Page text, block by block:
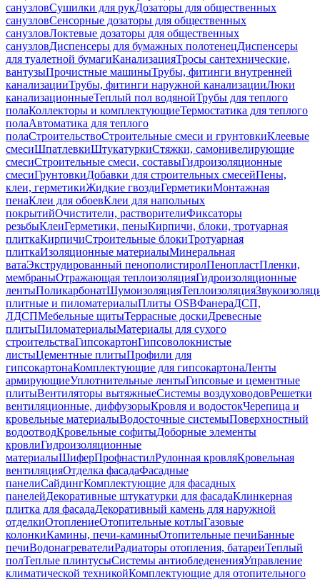
санузловСушилки для рукДозаторы для общественных
санузловСенсорные дозаторы для общественных
санузловЛоктевые дозаторы для общественных
санузловДиспенсеры для бумажных полотенецДиспенсеры
для туалетной бумагиКанализацияТросы сантехнические,
вантузыПрочистные машиныТрубы, фитинги внутренней
канализацииТрубы, фитинги наружной канализацииЛюки
канализационныеТеплый пол водянойТрубы для теплого
полаКоллекторы и комплектующиеТермостатика для теплого
полаАвтоматика для теплого
полаСтроительствоСтроительные смеси и грунтовкиКлеевые
смесиШпатлевкиШтукатуркиСтяжки, самонивелирующие
смесиСтроительные смеси, составыГидроизоляционные
смесиГрунтовкиДобавки для строительных смесейПены,
клеи, герметикиЖидкие гвоздиГерметикиМонтажная
пенаКлеи для обоевКлеи для напольных
покрытийОчистители, растворителиФиксаторы
резьбыКлеиГерметики, пеныКирпичи, блоки, тротуарная
плиткаКирпичиСтроительные блокиТротуарная
плиткаИзоляционные материалыМинеральная
ватаЭкструдированный пенополистиролПенопластПленки,
мембраныОтражающая теплоизоляцияГидроизоляционные
лентыПоликарбонатШумоизоляцияТеплоизоляция
плитные и пиломатериалыПлиты OSBФанераДСП,
ЛДСПМебельные щитыТеррасные доскиДревесные
плитыПиломатериалыМатериалы для сухого
строительстваГипсокартонГипсоволокнистые
листыЦементные плитыПрофили для
гипсокартонаКомплектующие для гипсокартонаЛенты
армирующиеУплотнительные лентыГипсовые и цементные
плитыВентиляторы вытяжныеСистемы воздуховодовРешетки
вентиляционные, диффузорыКровля и водостокЧерепица и
кровельные материалыВодосточные системыПоверхностный
водоотводКровельные софитыДоборные элементы
кровлиГидроизоляционные
материалыШиферПрофнастилРулонная кровляКровельная
вентиляцияОтделка фасадаФасадные
панелиСайдингКомплектующие для фасадных
панелейДекоративные штукатурки для фасадаКлинкерная
плитка для фасадаДекоративный камень для наружной
отделкиОтоплениеОтопительные котлыГазовые
колонкиКамины, печи-каминыОтопительные печиБанные
печиВодонагревателиРадиаторы отопления, батареиТеплый
полТеплые плинтусыСистемы антиобледененияУправление
климатической техникойКомплектующие для отопительного